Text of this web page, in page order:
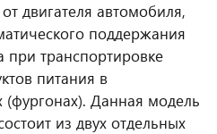
двигателя автомобиля,
поддержания
транспортировке
питания в
(фургонах). Данная модель
из двух отдельных